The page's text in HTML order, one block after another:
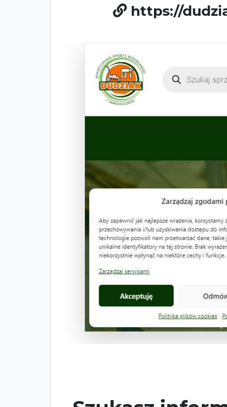
https://